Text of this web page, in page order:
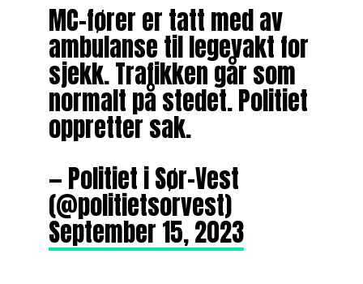
MC-fører er tatt med av
ambulanse til legevakt for
sjekk. Trafikken går som
normalt på stedet. Politiet
oppretter sak.
— Politiet i Sør-Vest
(@politietsorvest)
September 15, 2023